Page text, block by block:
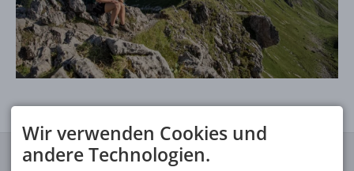
ANSCHRIFT TELEFON HOTLINE
Wir verwenden Cookies und
andere Technologien.